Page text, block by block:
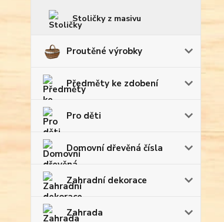
Stoličky z masivu
Proutěné výrobky
Předměty ke zdobení
Pro děti
Domovní dřevěná čísla
Zahradní dekorace
Zahrada